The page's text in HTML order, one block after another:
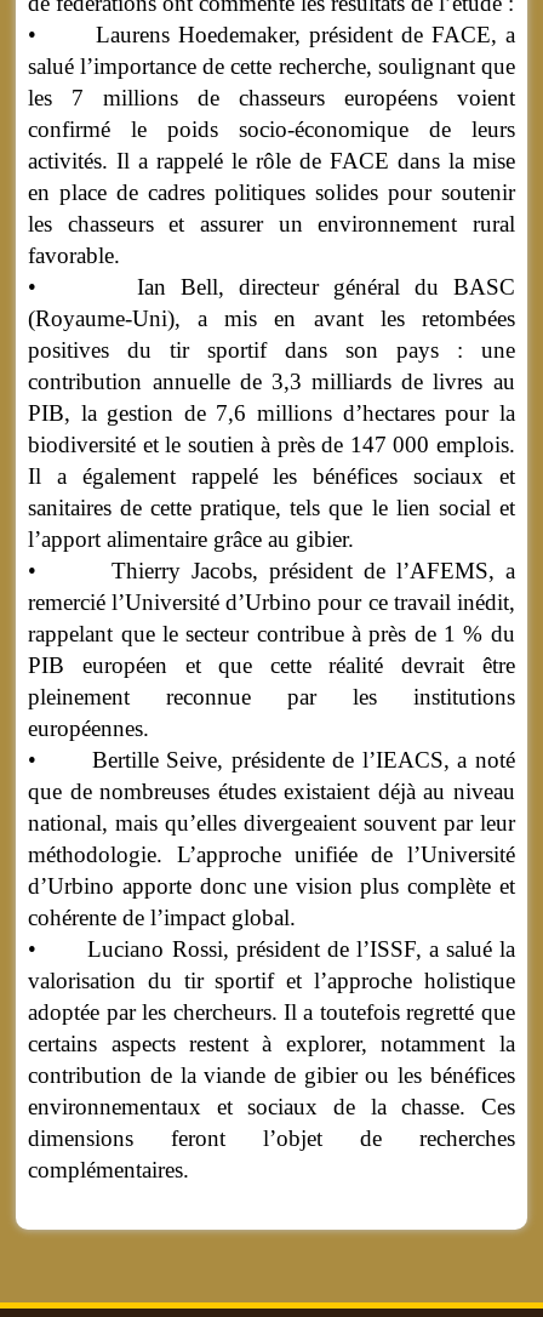
• Laurens Hoedemaker, président de FACE, a
salué l’importance de cette recherche, soulignant que
les 7 millions de chasseurs européens voient
confirmé le poids socio-économique de leurs
activités. Il a rappelé le rôle de FACE dans la mise
en place de cadres politiques solides pour soutenir
les chasseurs et assurer un environnement rural
favorable.
• Ian Bell, directeur général du BASC
(Royaume-Uni), a mis en avant les retombées
positives du tir sportif dans son pays : une
contribution annuelle de 3,3 milliards de livres au
PIB, la gestion de 7,6 millions d’hectares pour la
biodiversité et le soutien à près de 147 000 emplois.
Il a également rappelé les bénéfices sociaux et
sanitaires de cette pratique, tels que le lien social et
l’apport alimentaire grâce au gibier.
• Thierry Jacobs, président de l’AFEMS, a
remercié l’Université d’Urbino pour ce travail inédit,
rappelant que le secteur contribue à près de 1 % du
PIB européen et que cette réalité devrait être
pleinement reconnue par les institutions
européennes.
• Bertille Seive, présidente de l’IEACS, a noté
que de nombreuses études existaient déjà au niveau
national, mais qu’elles divergeaient souvent par leur
méthodologie. L’approche unifiée de l’Université
d’Urbino apporte donc une vision plus complète et
cohérente de l’impact global.
• Luciano Rossi, président de l’ISSF, a salué la
valorisation du tir sportif et l’approche holistique
adoptée par les chercheurs. Il a toutefois regretté que
certains aspects restent à explorer, notamment la
contribution de la viande de gibier ou les bénéfices
environnementaux et sociaux de la chasse. Ces
dimensions feront l’objet de recherches
complémentaires.